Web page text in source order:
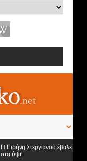
Στεργιανού έβαλε τα...
ύψη